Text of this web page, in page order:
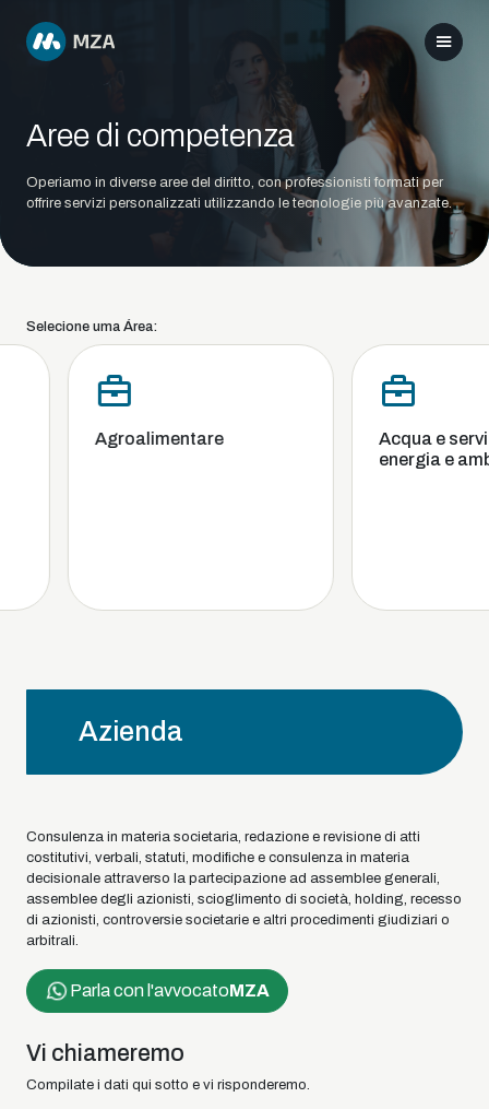
Aree di competenza
Operiamo in diverse aree del diritto, con professionisti formati per
offrire servizi personalizzati utilizzando le tecnologie più avanzate.
Selecione uma Área:
Agroalimentare
Acqua e
energia e
Azienda
Consulenza in materia societaria, redazione e revisione di atti
costitutivi, verbali, statuti, modifiche e consulenza in materia
decisionale attraverso la partecipazione ad assemblee generali,
assemblee degli azionisti, scioglimento di società, holding, recesso
di azionisti, controversie societarie e altri procedimenti giudiziari o
arbitrali.
Parla con l'avvocatoMZA
Vi chiameremo
Compilate i dati qui sotto e vi risponderemo.